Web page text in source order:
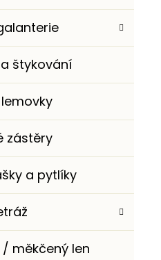
štykování
zástěry
a pytlíky
/ měkčený len